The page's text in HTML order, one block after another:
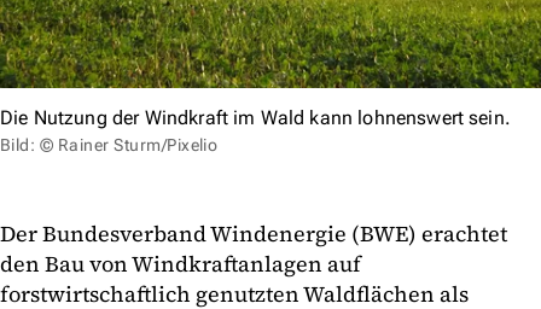
Die Nutzung der Windkraft im Wald kann lohnenswert sein.
Bild: © Rainer Sturm/Pixelio
Der Bundesverband Windenergie (BWE) erachtet
den Bau von Windkraftanlagen auf
forstwirtschaftlich genutzten Waldflächen als